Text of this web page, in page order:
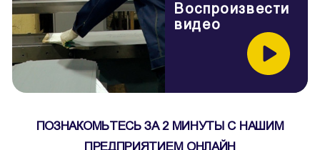
Воспроизвести
видео
ПОЗНАКОМЬТЕСЬ ЗА 2 МИНУТЫ С НАШИМ
ПРЕДПРИЯТИЕМ ОНЛАЙН